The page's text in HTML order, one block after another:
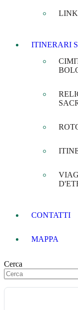
ITINERARI
CONTATTI
MAPPA
Cerca